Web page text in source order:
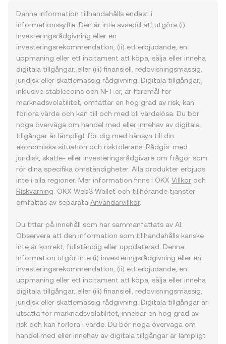
Denna information tillhandahålls endast i
informationssyfte. Den är inte avsedd att utgöra (i)
investeringsrådgivning eller en
investeringsrekommendation, (ii) ett erbjudande, en
uppmaning eller ett incitament att köpa, sälja eller inneha
digitala tillgångar, eller (iii) finansiell, redovisningsmässig,
juridisk eller skattemässig rådgivning. Digitala tillgångar,
inklusive stablecoins och NFT:er, är föremål för
marknadsvolatilitet, omfattar en hög grad av risk, kan
förlora värde och kan till och med bli värdelösa. Du bör
noga överväga om handel med eller innehav av digitala
tillgångar är lämpligt för dig med hänsyn till din
ekonomiska situation och risktolerans. Rådgör med
juridisk, skatte- eller investeringsrådgivare om frågor som
rör dina specifika omständigheter. Alla produkter erbjuds
inte i alla regioner. Mer information finns i OKX Villkor och
Riskvarning . OKX Web3 Wallet och tillhörande tjänster
omfattas av separata Användarvillkor.
Du tittar på innehåll som har sammanfattats av AI.
Observera att den information som tillhandahålls kanske
inte är korrekt, fullständig eller uppdaterad. Denna
information utgör inte (i) investeringsrådgivning eller en
investeringsrekommendation, (ii) ett erbjudande, en
uppmaning eller ett incitament att köpa, sälja eller inneha
digitala tillgångar, eller (iii) finansiell, redovisningsmässig,
juridisk eller skattemässig rådgivning. Digitala tillgångar är
utsatta för marknadsvolatilitet, innebär en hög grad av
risk och kan förlora i värde. Du bör noga överväga om
handel med eller innehav av digitala tillgångar är lämpligt